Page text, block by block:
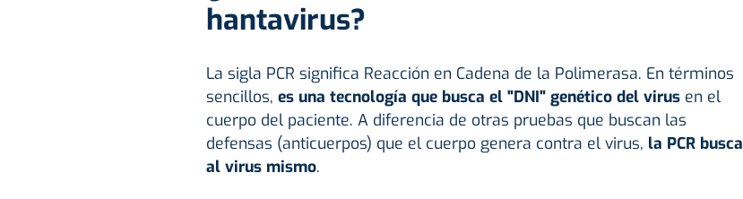
hantavirus?
La sigla PCR significa Reacción en Cadena de la Polimerasa. En términos
sencillos, es una tecnología que busca el "DNI" genético del virusen el
cuerpo del paciente. A diferencia de otras pruebas que buscan las
defensas (anticuerpos) que el cuerpo genera contra el virus, la PCR busca
al virus mismo.